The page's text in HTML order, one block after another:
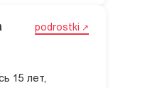
podrostki
15 лет,